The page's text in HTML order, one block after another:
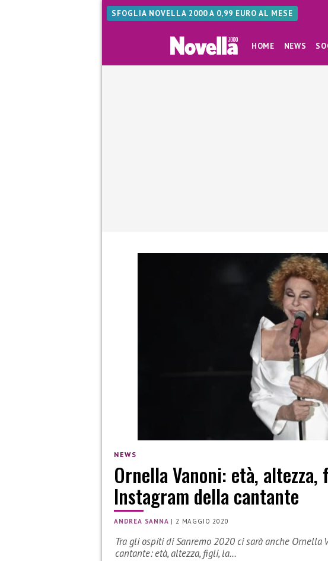
SFOGLIA NOVELLA 2000 A 0,99 EURO AL MESE
HOME NEWS
NEWS
Ornella Vanoni: età,
Instagram della cantante
ANDREA SANNA |2 MAGGIO 2020
Tra gli ospiti di Sanremo 2020 ci sarà anche Ornella
cantante: età, altezza, figli, la…